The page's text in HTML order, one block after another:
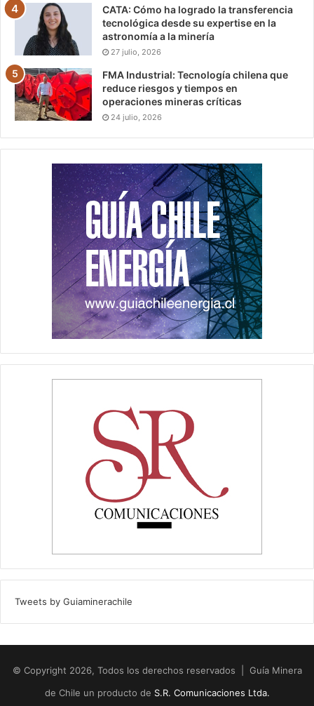
CATA: Cómo ha logrado la transferencia
tecnológica desde su expertise en la
astronomía a la minería
27 julio, 2026
FMA Industrial: Tecnología chilena que
reduce riesgos y tiempos en
operaciones mineras críticas
24 julio, 2026
Tweets by Guiaminerachile
© Copyright 2026, Todos los derechos reservados | Guía Minera
de Chile un producto de S.R. Comunicaciones Ltda.